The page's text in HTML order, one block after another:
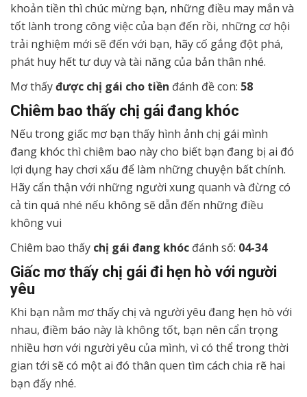
khoản tiền thì chúc mừng bạn, những điều may mắn và
tốt lành trong công việc của bạn đến rồi, những cơ hội
trải nghiệm mới sẽ đến với bạn, hãy cố gắng đột phá,
phát huy hết tư duy và tài năng của bản thân nhé.
Mơ thấyđược chị gái cho tiền đánh đề con: 58
Chiêm bao thấy chị gái đang khóc
Nếu trong giấc mơ bạn thấy hình ảnh chị gái mình
đang khóc thì chiêm bao này cho biết bạn đang bị ai đó
lợi dụng hay chơi xấu để làm những chuyện bất chính.
Hãy cẩn thận với những người xung quanh và đừng có
cả tin quá nhé nếu không sẽ dẫn đến những điều
không vui
Chiêm bao thấy chị gái đang khóc đánh số: 04-34
Giấc mơ thấy chị gái đi hẹn hò với người
yêu
Khi bạn nằm mơ thấy chị và người yêu đang hẹn hò với
nhau, điềm báo này là không tốt, bạn nên cẩn trọng
nhiều hơn với người yêu của mình, vì có thể trong thời
gian tới sẽ có một ai đó thân quen tìm cách chia rẽ hai
bạn đấy nhé.